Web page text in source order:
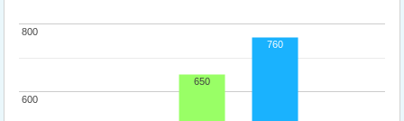
600
600
800
800
650
760